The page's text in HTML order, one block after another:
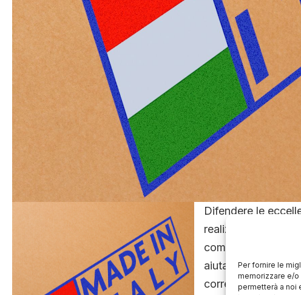
Per fornire le
memorizzare e/
permetterà a noi
Difendere le
realizzate nei
competitività delle
aiutare i cittadini
corretta sui singoli